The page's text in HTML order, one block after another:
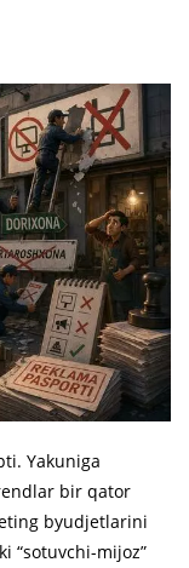
Yakuniga
bir qator
byudjetlarini
“sotuvchi-mijoz”